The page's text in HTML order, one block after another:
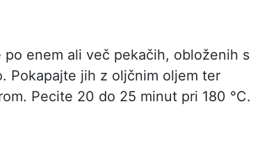
po enem ali več pekačih, obloženih s
Pokapajte jih z oljčnim oljem ter
Pecite 20 do 25 minut pri 180 °C.